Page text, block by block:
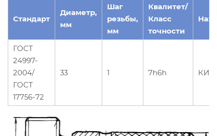
Стандарт
Диаметр,
мм
Шаг
резьбы,
мм
Квалитет/
Класс
точности
ГОСТ
24997-
2004/
ГОСТ
17756-72
33 1 7h6h КИ